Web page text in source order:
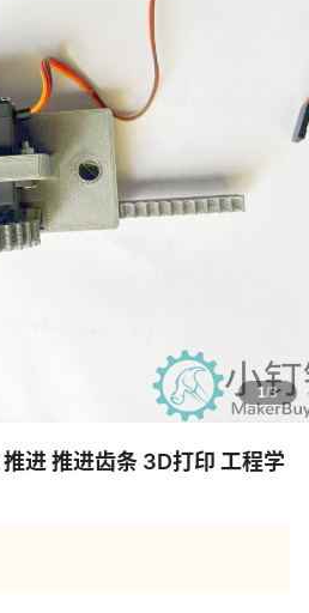
1/3
进 推进齿条 3D打印 工程学